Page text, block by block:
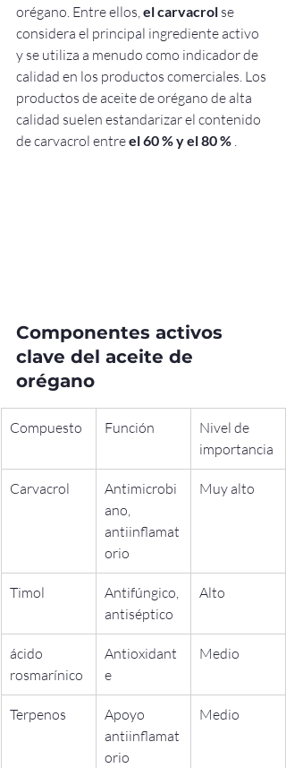
orégano. Entre ellos, el carvacrol se
considera el principal ingrediente activo
y se utiliza a menudo como indicador de
calidad en los productos comerciales. Los
productos de aceite de orégano de alta
calidad suelen estandarizar el contenido
de carvacrol entre el 60 % y el 80 % .
Componentes activos
clave del aceite de
orégano
Compuesto Función
Nivel de
importancia
Carvacrol
Antimicrobi
ano,
antiinflamat
orio
Muy alto
Timol
Antifúngico,
antiséptico
Alto
ácido
rosmarínico
Antioxidant
e
Medio
Terpenos
Apoyo
antiinflamat
orio
Medio